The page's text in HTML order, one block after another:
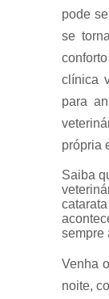
pode
se
clínica
para
própria
Saiba
sempre
Venha
noite,